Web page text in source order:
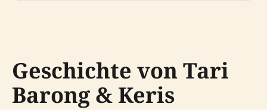
Geschichte von Tari
Barong & Keris